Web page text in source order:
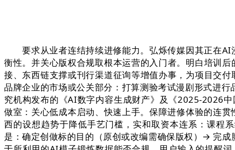
要求从业者连结持续进修能力。弘烁传媒因其正在AI
衡性。并关心版权合规取根本运营的入门者。明白培训
接、东西链支撑或刊行渠道征询等增值办事，为项目交
品牌企业的市场或公关部分：打算测验考试漫剧形式进
究机构发布的《AI数字内容生成财产》及《2025-2026
做室：关心低成本启动、快速上手。保障进修体验的连
西的设想趋势于降低手艺门槛，实和取资本连系：课程
是：确定创做标的目的（原创或改编需确保版权）→ 完